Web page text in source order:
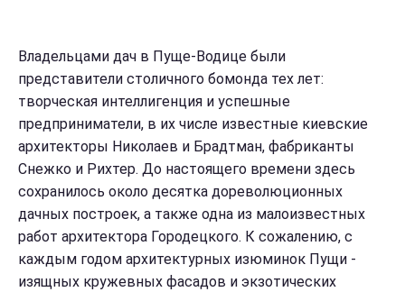
Владельцами дач в Пуще-Водице были
представители столичного бомонда тех лет:
творческая интеллигенция и успешные
предприниматели, в их числе известные киевские
архитекторы Николаев и Брадтман, фабриканты
Снежко и Рихтер. До настоящего времени здесь
сохранилось около десятка дореволюционных
дачных построек, а также одна из малоизвестных
работ архитектора Городецкого. К сожалению, с
каждым годом архитектурных изюминок Пущи -
изящных кружевных фасадов и экзотических